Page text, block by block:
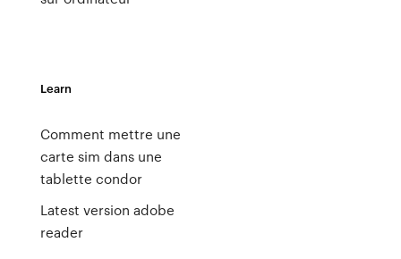
Learn
Comment mettre une
carte sim dans une
tablette condor
Latest version adobe
reader